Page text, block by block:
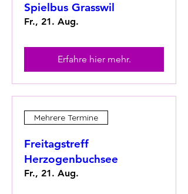
Spielbus Grasswil
Fr., 21. Aug.
Erfahre hier mehr.
Mehrere Termine
Freitagstreff
Herzogenbuchsee
Fr., 21. Aug.